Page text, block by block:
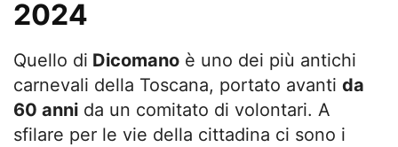
2024
Quello di Dicomano è uno dei più antichi
carnevali della Toscana, portato avanti da
60 anni da un comitato di volontari. A
sfilare per le vie della cittadina ci sono i